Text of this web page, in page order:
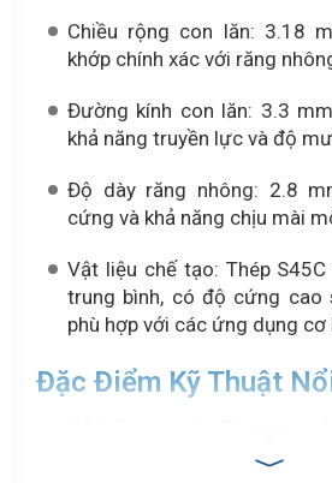
Chiều rộng con lăn: 3.18
khớp chính xác với răng
Đường kính con lăn: 3.3
khả năng truyền lực và độ
Độ dày răng nhông: 2.8
cứng và khả năng chịu mài
Vật liệu chế tạo: Thép
trung bình, có độ cứng cao
phù hợp với các ứng dụng cơ
Đặc Điểm Kỹ Thuật
thép Carbon, trải qua quá